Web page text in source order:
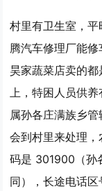
村里有卫生室，
腾汽车修理厂能
昊家蔬菜店卖的
上，特困人员供养
属孙各庄满族乡
会到村里来处理
码是 301900（孙
同），长途电话区